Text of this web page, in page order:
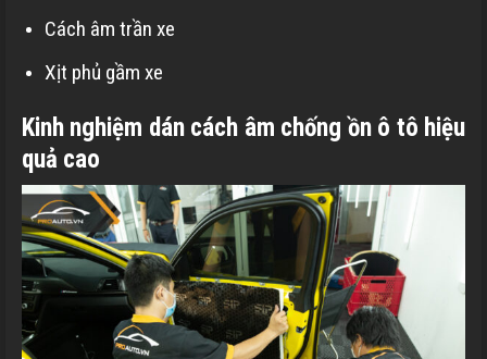
Cách âm trần xe
Xịt phủ gầm xe
Kinh nghiệm dán cách âm chống ồn ô tô hiệu
quả cao